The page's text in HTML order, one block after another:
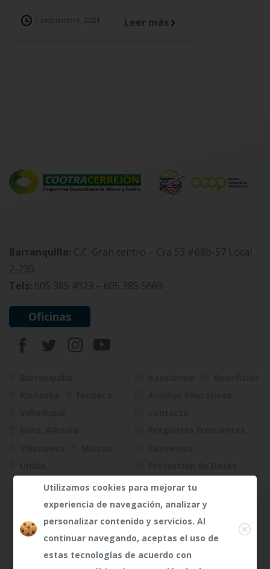
7 septiembre, 2021 Leer más
Barranquilla: C.C. Gran centro – Cra 53 #68b-57 Local
2-230
Tels: 605 385 4923 – 605 385 5669
Oficinas
Riesgos
¿Dudas?Any te
atenderá
Utilizamos cookies para mejorar tu
experiencia de navegación, analizar y
personalizar contenido y servicios. Al
continuar navegando, aceptas el uso de
estas tecnologías de acuerdo con
Close